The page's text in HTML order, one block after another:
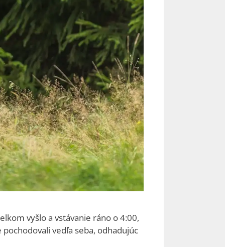
vyšlo a vstávanie ráno o 4:00,
vedľa seba, odhadujúc